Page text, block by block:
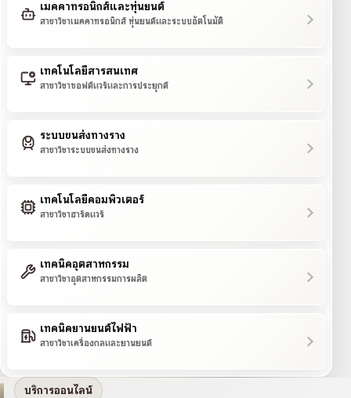
เมคคาทรอนิกส์และหุ่นยนต์
สาขาวิชาเมคคาทรอนิกส์ หุ่นยนต์และระบบอัตโนมัติ
เทคโนโลยีสารสนเทศ
สาขาวิชาซอฟต์แวร์และการประยุกต์
ระบบขนส่งทางราง
สาขาวิชาระบบขนส่งทางราง
เทคโนโลยีคอมพิวเตอร์
สาขาวิชาฮาร์ดแวร์
เทคนิคอุตสาหกรรม
สาขาวิชาอุตสาหกรรมการผลิต
เทคนิคยานยนต์ไฟฟ้า
สาขาวิชาเครื่องกลและยานยนต์
บริการออนไลน์